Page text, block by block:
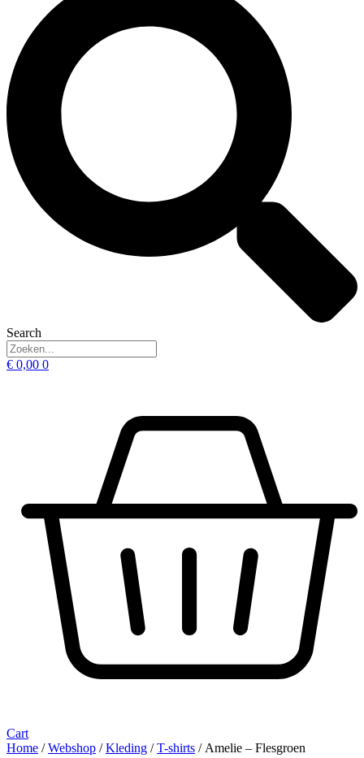
Search
€ 0,00 0
Cart
Home /Webshop /Kleding /T-shirts / Amelie – Flesgroen